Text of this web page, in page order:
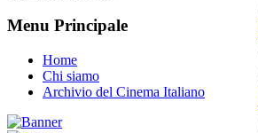
Menu Principale
Home
Chi siamo
Archivio del Cinema Italiano